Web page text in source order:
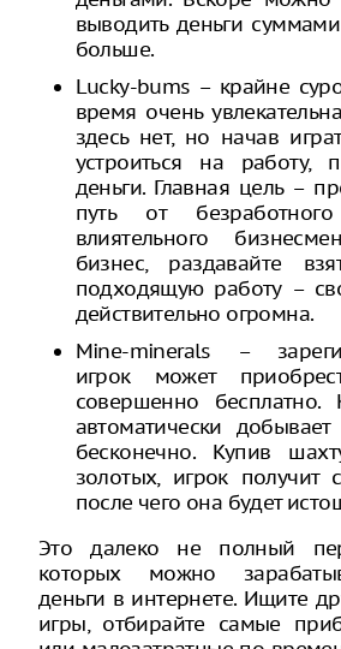
выводить деньги
больше.
Lucky-bums – крайне
время очень
здесь нет, но начав
устроиться на работу,
деньги. Главная цель –
путь от
влиятельного
бизнес, раздавайте
подходящую работу –
действительно огромна.
Mine-minerals –
игрок может
совершенно
автоматически
бесконечно. Купив
золотых, игрок получит
после чего она будет
Это далеко не полный
которых можно
деньги в интернете. Ищите
игры, отбирайте самые